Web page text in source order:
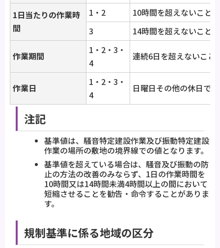
1日当たりの作業時
間
1・2
10時間を超えないこと。
3
14時間を超えないこと。
作業期間
1・2・3・
4
連続6日を超えないこと
作業日
1・2・3・
4
日曜日その他の休日で
注記
基準値は、騒音特定建設作業及び振動特定建設
作業の場所の敷地の境界線での値となります。
基準値を超えている場合は、騒音及び振動の防
止の方法の改善のみならず、1日の作業時間を
10時間又は14時間未満4時間以上の間において
短縮させることを勧告・命令することがありま
す。
規制基準に係る地域の区分